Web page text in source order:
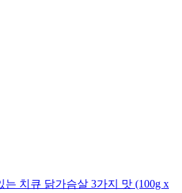
치큐 닭가슴살 3가지 맛 (100g x